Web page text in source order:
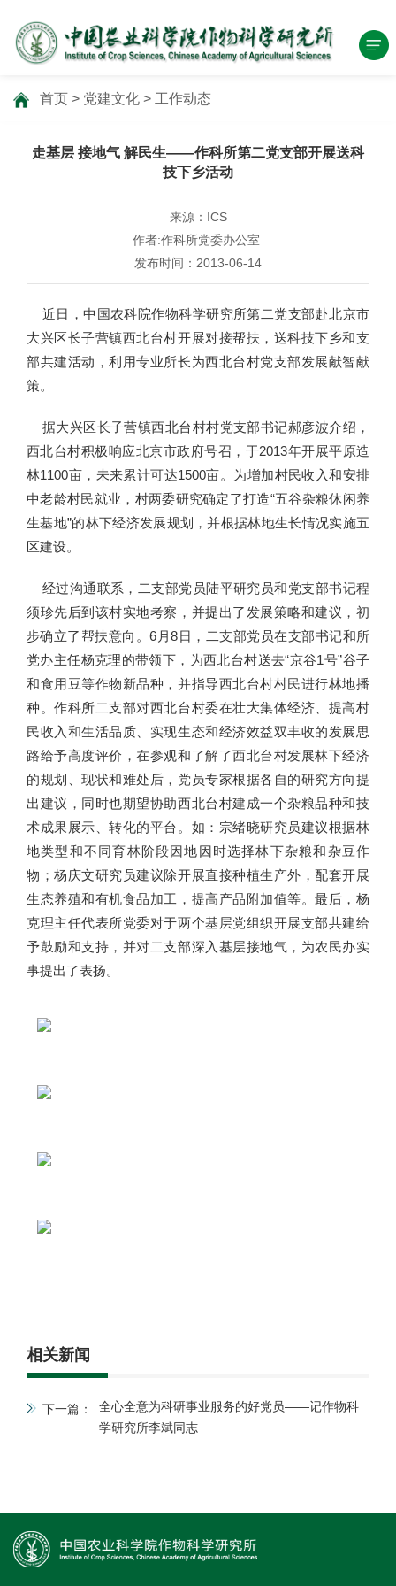
首页 > 党建文化 > 工作动态
走基层 接地气 解民生——作科所第二党支部开展送科
技下乡活动
来源：ICS
作者:作科所党委办公室
发布时间：2013-06-14
近日，中国农科院作物科学研究所第二党支部赴北京市
大兴区长子营镇西北台村开展对接帮扶，送科技下乡和支
部共建活动，利用专业所长为西北台村党支部发展献智献
策。
据大兴区长子营镇西北台村村党支部书记郝彦波介绍，
西北台村积极响应北京市政府号召，于2013年开展平原造
林1100亩，未来累计可达1500亩。为增加村民收入和安排
中老龄村民就业，村两委研究确定了打造“五谷杂粮休闲养
生基地”的林下经济发展规划，并根据林地生长情况实施五
区建设。
经过沟通联系，二支部党员陆平研究员和党支部书记程
须珍先后到该村实地考察，并提出了发展策略和建议，初
步确立了帮扶意向。6月8日，二支部党员在支部书记和所
党办主任杨克理的带领下，为西北台村送去“京谷1号”谷子
和食用豆等作物新品种，并指导西北台村村民进行林地播
种。作科所二支部对西北台村委在壮大集体经济、提高村
民收入和生活品质、实现生态和经济效益双丰收的发展思
路给予高度评价，在参观和了解了西北台村发展林下经济
的规划、现状和难处后，党员专家根据各自的研究方向提
出建议，同时也期望协助西北台村建成一个杂粮品种和技
术成果展示、转化的平台。如：宗绪晓研究员建议根据林
地类型和不同育林阶段因地因时选择林下杂粮和杂豆作
物；杨庆文研究员建议除开展直接种植生产外，配套开展
生态养殖和有机食品加工，提高产品附加值等。最后，杨
克理主任代表所党委对于两个基层党组织开展支部共建给
予鼓励和支持，并对二支部深入基层接地气，为农民办实
事提出了表扬。
相关新闻
下一篇：
全心全意为科研事业服务的好党员——记作物科
学研究所李斌同志